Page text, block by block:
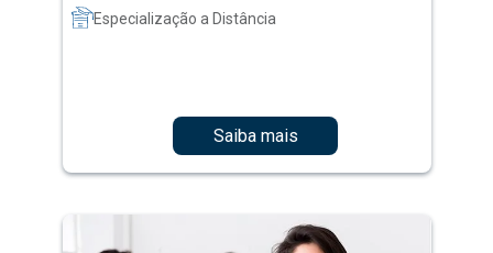
Especialização a Distância
Saiba mais